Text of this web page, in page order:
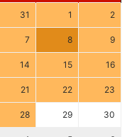
31 1 2
7 8 9
14 15 16
21 22 23
28 29 30